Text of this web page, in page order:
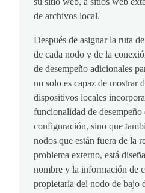
de archivos local.
Después de asignar la ruta
de cada nodo y de la
de desempeño adicionales
no solo es capaz de mostrar
dispositivos locales
funcionalidad de
configuración, sino que
nodos que están fuera de la
problema externo, está
nombre y la información de
propietaria del nodo de bajo